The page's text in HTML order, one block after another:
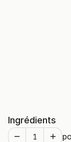
Ingrédients